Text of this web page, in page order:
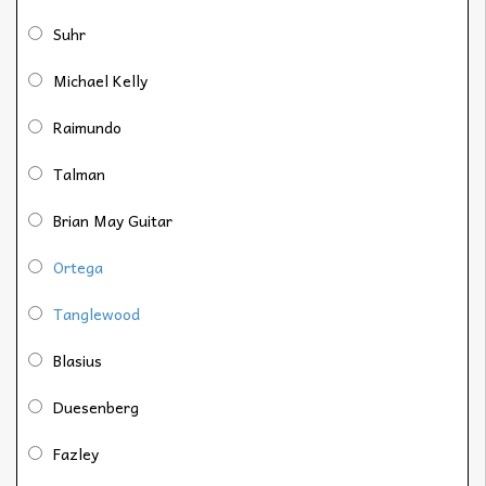
Suhr
Michael Kelly
Raimundo
Talman
Brian May Guitar
Ortega
Tanglewood
Blasius
Duesenberg
Fazley